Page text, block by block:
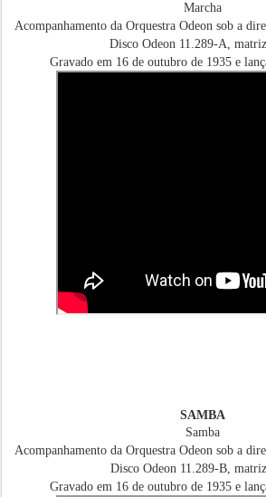
Marcha
Acompanhamento da Orquestra Odeon sob a
Disco Odeon 11.289-A,
Gravado em 16 de outubro de 1935 e
SAMBA
Samba
Acompanhamento da Orquestra Odeon sob a
Disco Odeon 11.289-B,
Gravado em 16 de outubro de 1935 e